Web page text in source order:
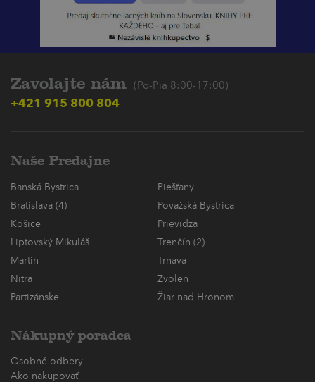
Zavolajte nám (Po-Pia 8:00-17:00)
+421 915 800 804
Naše Predajne
Banská Bystrica
Piešťany
Bratislava (4)
Považská Bystrica
Košice
Prievidza
Liptovský Mikuláš
Trenčín (2)
Martin
Trnava
Nitra
Zvolen
Partizánske
Žiar nad Hronom
Nákupný poradca
Osobné odbery
Ako nakupovať